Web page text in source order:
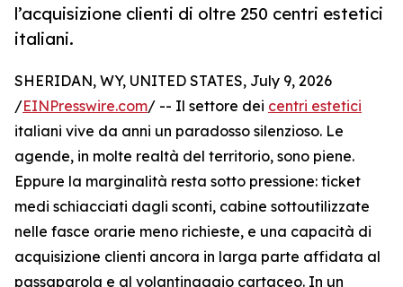
l’acquisizione clienti di oltre 250 centri estetici
italiani.
SHERIDAN, WY, UNITED STATES, July 9, 2026
/EINPresswire.com/ -- Il settore dei centri estetici
italiani vive da anni un paradosso silenzioso. Le
agende, in molte realtà del territorio, sono piene.
Eppure la marginalità resta sotto pressione: ticket
medi schiacciati dagli sconti, cabine sottoutilizzate
nelle fasce orarie meno richieste, e una capacità di
acquisizione clienti ancora in larga parte affidata al
passaparola e al volantinaggio cartaceo. In un